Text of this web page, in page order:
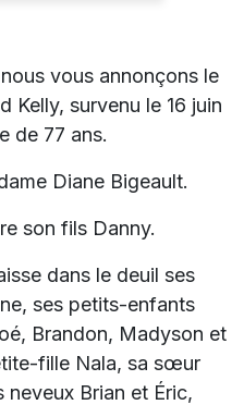
vous annonçons le
Kelly, survenu le 16 juin
de 77 ans.
Diane Bigeault.
son fils Danny.
dans le deuil ses
ses petits-enfants
Brandon, Madyson et
fille Nala, sa sœur
neveux Brian et Éric,